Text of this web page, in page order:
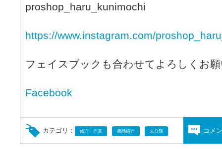
proshop_haru_kunimochi
https://www.instagram.com/
フェイスブックも合わせてよろしくお
Facebook
カテゴリ： 修理・作業 商品紹介 未分類 コメ